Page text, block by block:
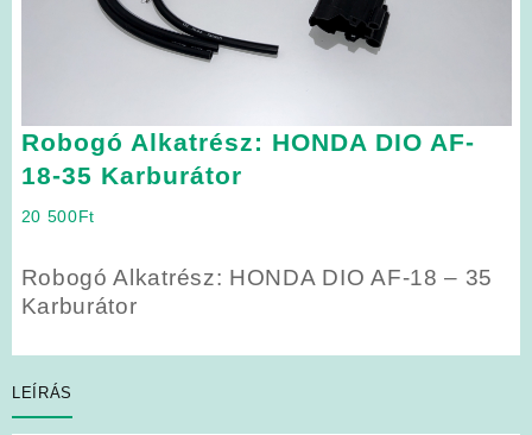
Robogó Alkatrész: HONDA DIO AF-
18-35 Karburátor
20 500Ft
Robogó Alkatrész: HONDA DIO AF-18 – 35
Karburátor
LEÍRÁS